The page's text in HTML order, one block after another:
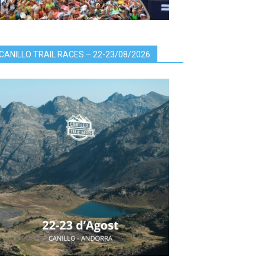
TRAIL RACES – 22-23/08/2026